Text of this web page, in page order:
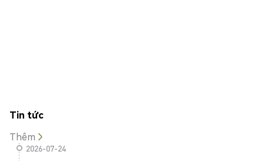
Tin tức
Thêm
2026-07-24